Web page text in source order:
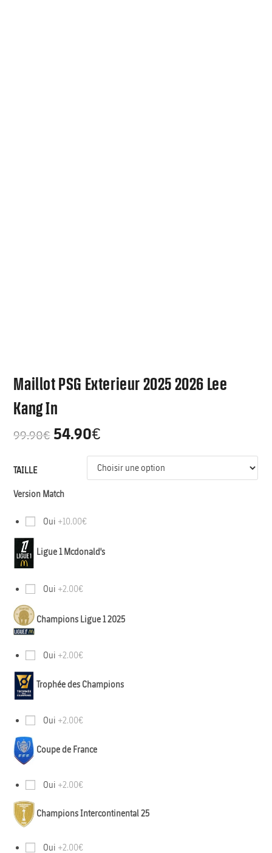
Maillot PSG Exterieur 2025 2026 Lee
Kang In
99.90€ 54.90€
TAILLE
Version Match
Oui +10.00€
Ligue 1 Mcdonald's
Oui +2.00€
Champions Ligue 1 2025
Oui +2.00€
Trophée des Champions
Oui +2.00€
Coupe de France
Oui +2.00€
Champions Intercontinental 25
Oui +2.00€